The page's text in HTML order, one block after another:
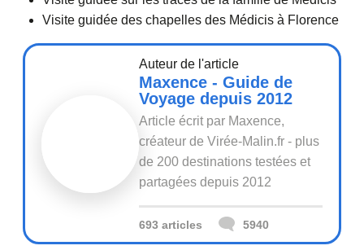
Visite guidée des chapelles des Médicis à Florence
Auteur de l'article
Maxence - Guide de
Voyage depuis 2012
Article écrit par Maxence,
créateur de Virée-Malin.fr - plus
de 200 destinations testées et
partagées depuis 2012
693 articles 5940